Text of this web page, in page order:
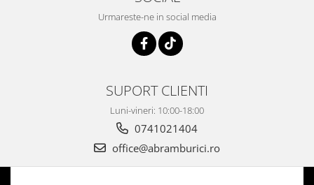
Urmareste-ne in social media
SUPORT CLIENTI
Luni-vineri: 10:00-18:00
0741021404
office@abramburici.ro